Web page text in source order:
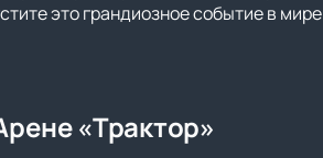
это грандиозное событие в мире
«Трактор»